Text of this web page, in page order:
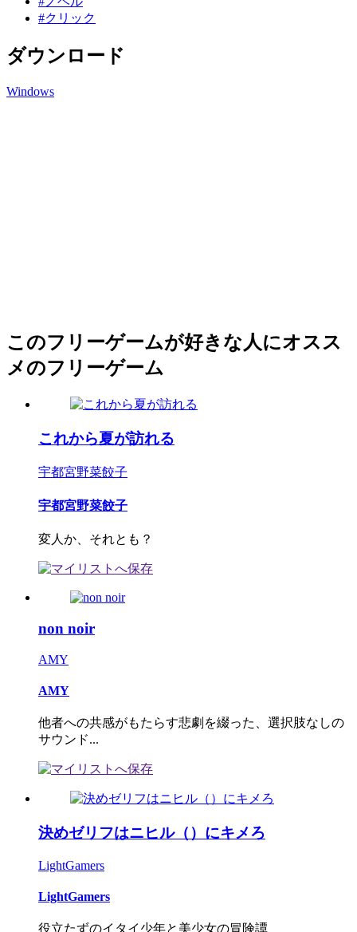
#クリック
ダウンロード
Windows
このフリーゲームが好きな人にオスス
メのフリーゲーム
これから夏が訪れる
宇都宮野菜餃子
宇都宮野菜餃子
変人か、それとも？
non noir
AMY
AMY
他者への共感がもたらす悲劇を綴った、選択肢なしの
サウンド...
決めゼリフはニヒル（）にキメろ
LightGamers
LightGamers
役立たずのイタイ少年と美少女の冒険譚